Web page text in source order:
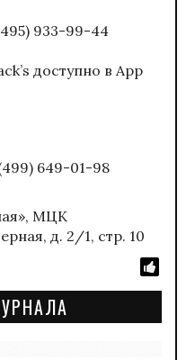
933-99-44
доступно в App
649-01-98
МЦК
д. 2/1, стр. 10